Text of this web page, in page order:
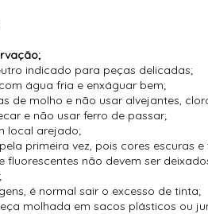
indicado para peças delicadas;
água fria e enxáguar bem;
de molho e não usar alvejantes,
e não usar ferro de passar;
local arejado;
primeira vez, pois cores escuras
fluorescentes não devem ser
é normal sair o excesso de tinta;
molhada em sacos plásticos ou